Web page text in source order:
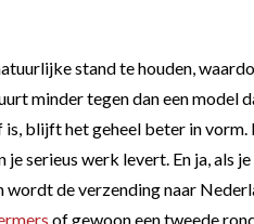
stand te houden,
minder tegen dan een
blijft het geheel beter in
serieus werk levert. En ja, als
de verzending naar
of gewoon een tweede